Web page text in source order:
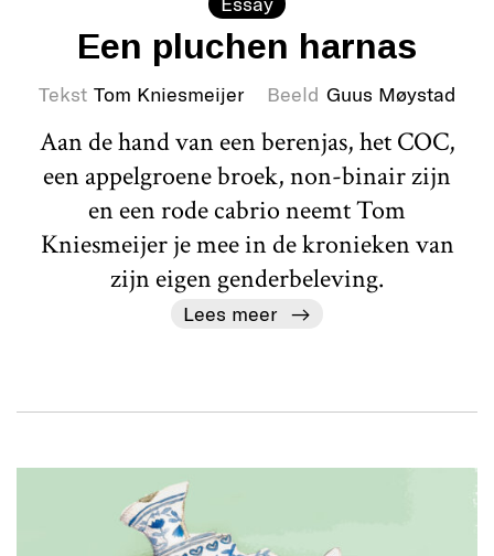
Een pluchen harnas
Tekst Tom Kniesmeijer Beeld Guus Møystad
Aan de hand van een berenjas, het COC,
een appelgroene broek, non-binair zijn
en een rode cabrio neemt Tom
Kniesmeijer je mee in de kronieken van
zijn eigen genderbeleving.
Lees meer